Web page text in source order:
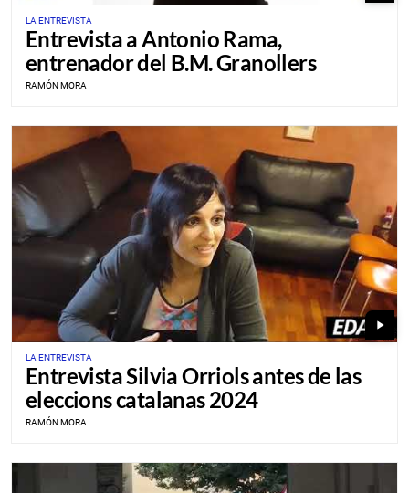
LA ENTREVISTA
Entrevista a Antonio Rama,
entrenador del B.M. Granollers
RAMÓN MORA
play_arrow
LA ENTREVISTA
Entrevista Silvia Orriols antes de las
eleccions catalanas 2024
RAMÓN MORA